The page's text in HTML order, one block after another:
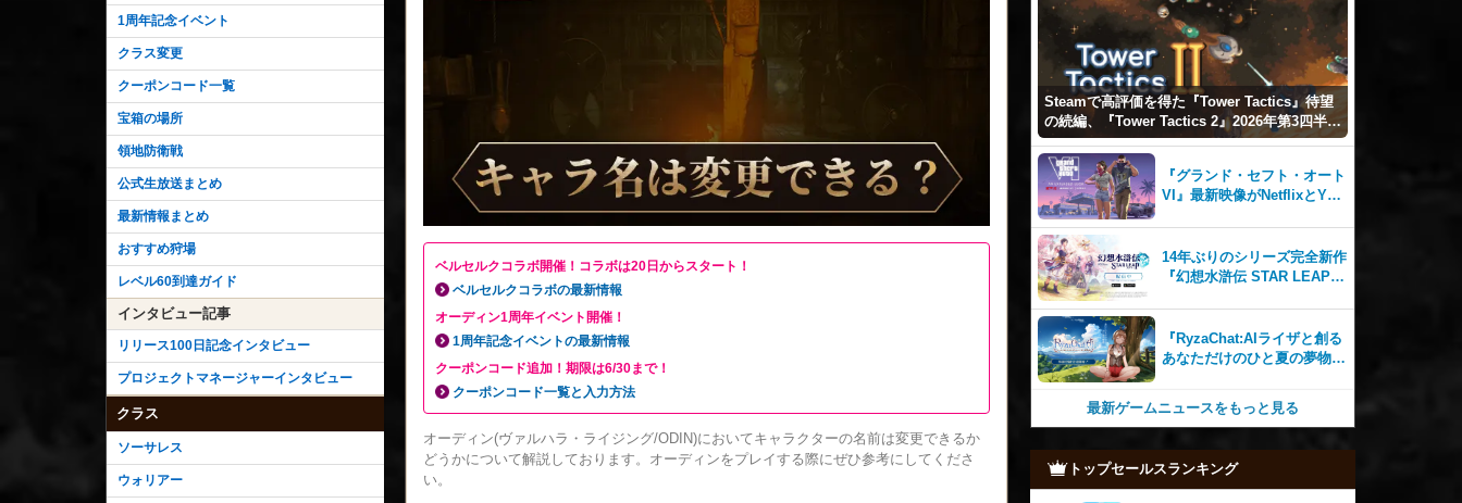
ベルセルクコラボ開催！コラボは20日からスタート！
ベルセルクコラボの最新情報
オーディン1周年イベント開催！
1周年記念イベントの最新情報
クーポンコード追加！期限は6/30まで！
クーポンコード一覧と入力方法
オーディン(ヴァルハラ・ライジング/ODIN)においてキャラクターの名前は変更できるか
どうかについて解説しております。オーディンをプレイする際にぜひ参考にしてくださ
い。
1周年記念イベント
クラス変更
クーポンコード一覧
宝箱の場所
領地防衛戦
公式生放送まとめ
最新情報まとめ
おすすめ狩場
レベル60到達ガイド
インタビュー記事
リリース100日記念インタビュー
プロジェクトマネージャーインタビュー
クラス
ソーサレス
ウォリアー
Steamで高評価を得た『Tower Tactics』待望
の続編、『Tower Tactics 2』2026年第3四半期
に早期アクセス開始
『グランド・セフト・オート
VI』最新映像がNetflixとYou
14年ぶりのシリーズ完全新作
『幻想水滸伝 STAR LEAP』
『RyzaChat:AIライザと創る
あなただけのひと夏の夢物
テムはこれまでにない新鮮な
最新ゲームニュースをもっと見る
トップセールスランキング